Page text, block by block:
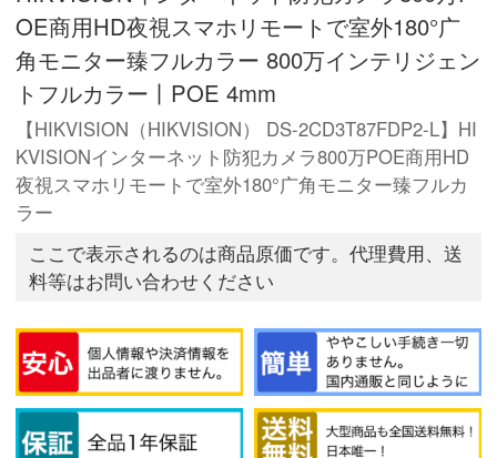
OE商用HD夜視スマホリモートで室外180°广
角モニター臻フルカラー 800万インテリジェン
トフルカラー丨POE 4mm
【HIKVISION（HIKVISION） DS-2CD3T87FDP2-L】HI
KVISIONインターネット防犯カメラ800万POE商用HD
夜視スマホリモートで室外180°广角モニター臻フルカ
ラー
ここで表示されるのは商品原価です。代理費用、送
料等はお問い合わせください